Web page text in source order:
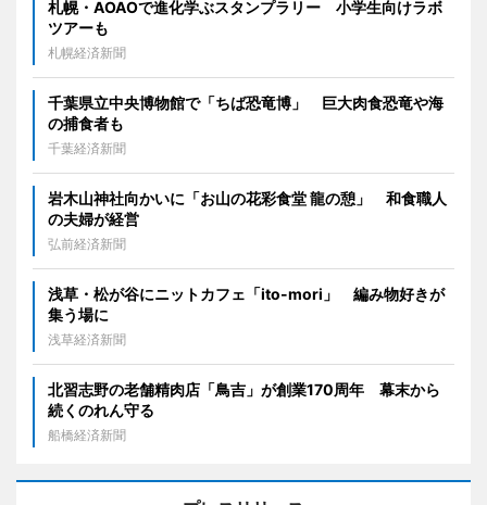
札幌・AOAOで進化学ぶスタンプラリー 小学生向けラボ
ツアーも
札幌経済新聞
千葉県立中央博物館で「ちば恐竜博」 巨大肉食恐竜や海
の捕食者も
千葉経済新聞
岩木山神社向かいに「お山の花彩食堂 龍の憩」 和食職人
の夫婦が経営
弘前経済新聞
浅草・松が谷にニットカフェ「ito-mori」 編み物好きが
集う場に
浅草経済新聞
北習志野の老舗精肉店「鳥吉」が創業170周年 幕末から
続くのれん守る
船橋経済新聞